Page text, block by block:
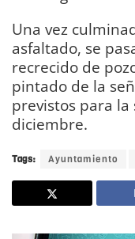
Una vez
asfaltado, se
recrecido de
pintado de la
previstos para la
diciembre.
Tags: Ayuntamiento